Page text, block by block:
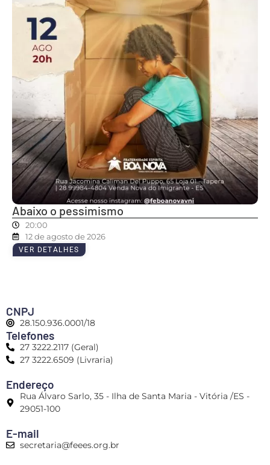
Abaixo o pessimismo
20:00
12 de agosto de 2026
VER DETALHES
CNPJ
28.150.936.0001/18
Telefones
27 3222.2117 (Geral)
27 3222.6509 (Livraria)
Endereço
Rua Álvaro Sarlo, 35 - Ilha de Santa Maria - Vitória /ES -
29051-100
E-mail
secretaria@feees.org.br